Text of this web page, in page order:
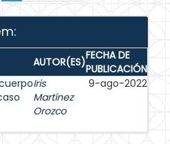
AUTOR(ES)FECHA DE
PUBLICACIÓN
Iris
Martínez
Orozco
9-ago-2022